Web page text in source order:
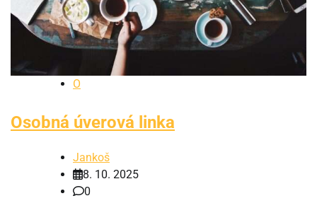
O
Osobná úverová linka
Jankoš
8. 10. 2025
0